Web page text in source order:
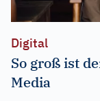
Digital
So groß ist
Media